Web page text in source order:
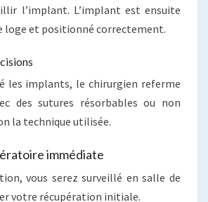
l’implant. L’implant est ensuite
loge et positionné correctement.
les implants, le chirurgien referme
des sutures résorbables ou non
la technique utilisée.
immédiate
vous serez surveillé en salle de
votre récupération initiale.